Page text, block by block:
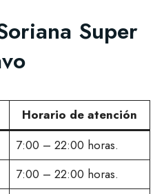
Super
Horario de atención
7:00 – 22:00 horas.
7:00 – 22:00 horas.